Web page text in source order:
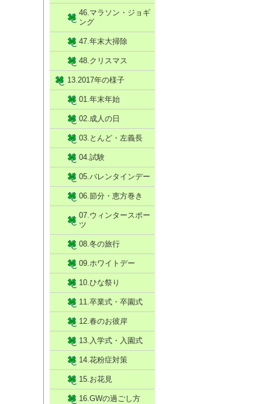
46.マラソン・ジョギ
ング
47.年末大掃除
48.クリスマス
13.2017年の様子
01.年末年始
02.成人の日
03.とんど・左義長
04.試験
05.バレンタインデー
06.節分・恵方巻き
07.ウィンタースポー
ツ
08.冬の旅行
09.ホワイトデー
10.ひな祭り
11.卒業式・卒園式
12.春のお彼岸
13.入学式・入園式
14.花粉症対策
15.お花見
16.GWの過ごし方